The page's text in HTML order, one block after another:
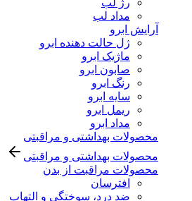
رژ لب
مداد لب
آرایش ابرو
ژل حالت دهنده ابرو
ماژیک ابرو
صابون ابرو
رنگ ابرو
سایه ابرو
ریمل ابرو
مداد ابرو
محصولات بهداشتی و مراقبتی
محصولات بهداشتی و مراقبتی
محصولات مراقبت از بدن
افترسان
ضد درد، سوختگی و التهاب